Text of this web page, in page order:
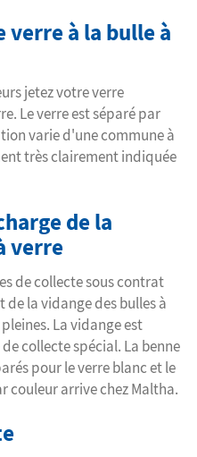
verre à la bulle à
jetez votre verre
Le verre est séparé par
varie d'une commune à
très clairement indiquée
de la
verre
de collecte sous contrat
de la vidange des bulles à
La vidange est
collecte spécial. La benne
pour le verre blanc et le
couleur arrive chez Maltha.